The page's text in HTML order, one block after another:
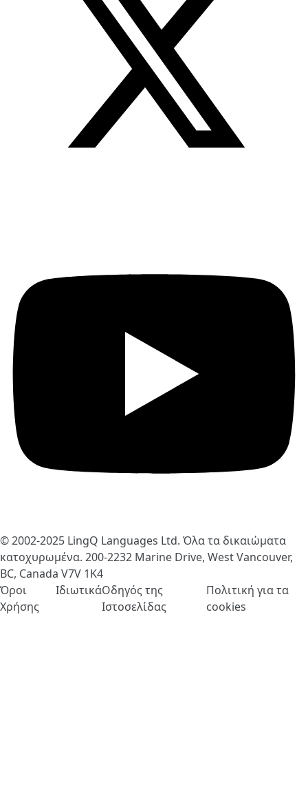
© 2002-2025 LingQ Languages Ltd. Όλα τα δικαιώματα
κατοχυρωμένα. 200-2232 Marine Drive, West Vancouver,
BC, Canada V7V 1K4
Όροι
Χρήσης
ΙδιωτικάΟδηγός της
Ιστοσελίδας
Πολιτική για τα
cookies